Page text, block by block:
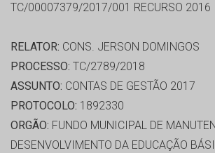
TC/00007379/2017/001 RECURSO 2016
RELATOR: CONS. JERSON DOMINGOS
PROCESSO: TC/2789/2018
ASSUNTO: CONTAS DE GESTÃO 2017
PROTOCOLO: 1892330
ORGÃO: FUNDO MUNICIPAL DE
DESENVOLVIMENTO DA EDUCAÇÃO